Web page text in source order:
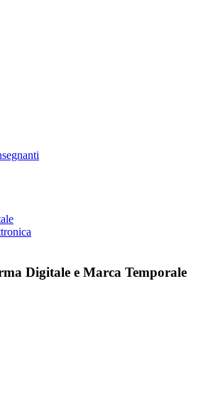
Digitale e Marca Temporale